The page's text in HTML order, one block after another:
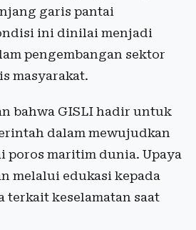
garis pantai
ini dinilai menjadi
pengembangan sektor
masyarakat.
bahwa GISLI hadir untuk
dalam mewujudkan
poros maritim dunia. Upaya
melalui edukasi kepada
terkait keselamatan saat